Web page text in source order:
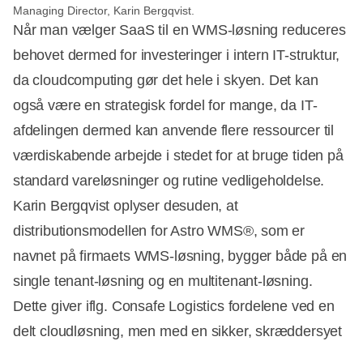
Managing Director, Karin Bergqvist.
Når man vælger SaaS til en WMS-løsning reduceres
behovet dermed for investeringer i intern IT-struktur,
da cloudcomputing gør det hele i skyen. Det kan
også være en strategisk fordel for mange, da IT-
afdelingen dermed kan anvende flere ressourcer til
værdiskabende arbejde i stedet for at bruge tiden på
standard vareløsninger og rutine vedligeholdelse.
Karin Bergqvist oplyser desuden, at
distributionsmodellen for Astro WMS®, som er
navnet på firmaets WMS-løsning, bygger både på en
single tenant-løsning og en multitenant-løsning.
Dette giver iflg. Consafe Logistics fordelene ved en
delt cloudløsning, men med en sikker, skræddersyet